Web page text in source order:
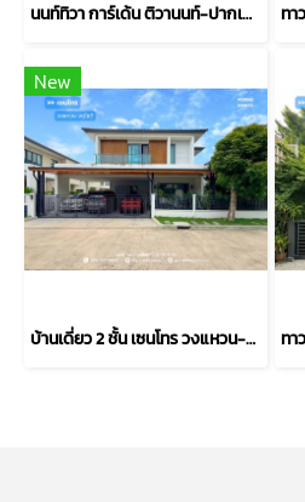
นนท์ทิวา การ์เด้น ติวานนท์-ปากเกร็ด37 ตรงข้าม รร.พระหฤทัยนนทบุรี ใกล้แยกสวนสมเด็จฯ ศรีสมาน : Nontiwa Garden
New
บ้านเดี่ยว 2 ชั้น เซนโทร วงแหวน-จตุโชติ (ขนาด 59 ตร.ว.) เดินทางง่าย ใกล้ทางด่วนนิดเดียว สามวาตะวันตก คลองสามวา กทม. : Centro Wongwaen-Chatuchot